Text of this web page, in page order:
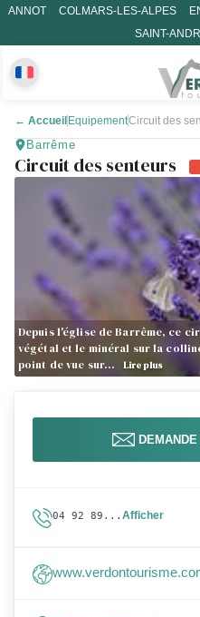
ANNOT COLMARS-LES-ALPES
SAINT-
← Accueil EquipementCircuit des
Barrême
Circuit des senteurs
Depuis l'église de Barrême, ce
végétal et le minéral sur la
point de vue sur…
Lire plus
04 92 89... Afficher